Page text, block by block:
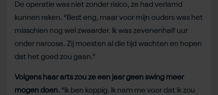
De operatie was niet zonder risico, ze had verlamd
kunnen raken. “Best eng, maar voor mijn ouders was het
misschien nog wel zwaarder. Ik was zevenenhalf uur
onder narcose. Zij moesten al die tijd wachten en hopen
dat het goed zou gaan.”
Volgens haar arts zou ze een jaar geen swing meer
mogen doen. “Ik ben koppig. Ik nam me voor dat ik zou